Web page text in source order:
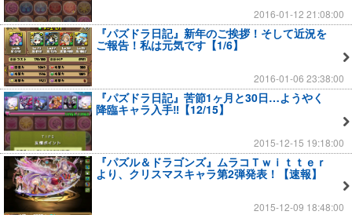
2016-01-12 21:08:00
『パズドラ日記』新年のご挨拶！そして近況を
ご報告！私は元気です【1/6】
2016-01-06 23:38:00
『パズドラ日記』苦節1ヶ月と30日…ようやく
降臨キャラ入手‼【12/15】
2015-12-15 19:18:00
『パズル＆ドラゴンズ』ムラコＴｗｉｔｔｅｒ
より、クリスマスキャラ第2弾発表！【速報】
2015-12-09 18:48:00